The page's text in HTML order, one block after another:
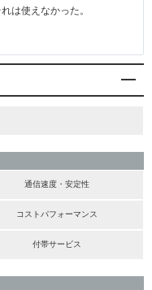
は使えなかった。
通信速度・安定性
コストパフォーマンス
付帯サービス